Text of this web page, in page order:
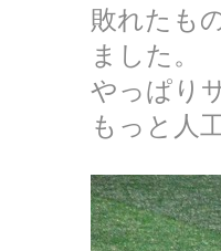
敗れたも
ました。
やっぱり
もっと人